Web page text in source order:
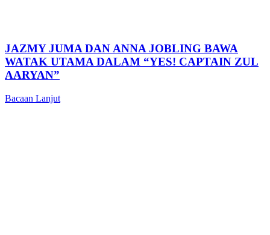
JAZMY JUMA DAN ANNA JOBLING BAWA
WATAK UTAMA DALAM “YES! CAPTAIN ZUL
AARYAN”
Bacaan Lanjut